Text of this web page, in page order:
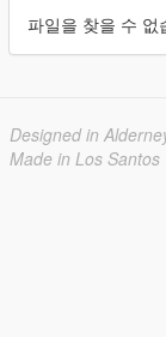
파일을 찾을 수 없
Designed in
Made in Los Santos